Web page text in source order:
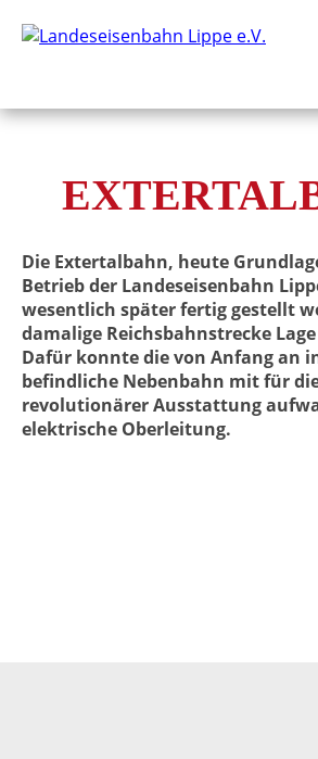
Die Extertalbahn, heute
Betrieb der Landeseisenbahn
wesentlich später fertig gestellt
damalige Reichsbahnstrecke
Dafür konnte die von Anfang an
befindliche Nebenbahn mit für
revolutionärer Ausstattung
elektrische Oberleitung.